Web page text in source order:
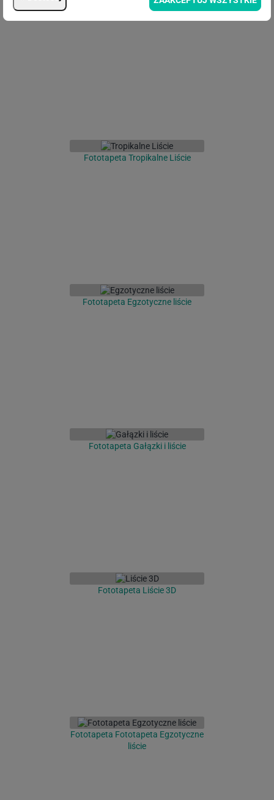
Fototapeta Flamingi
Fototapeta Tropikalne Liście
Fototapeta Egzotyczne liście
Fototapeta Gałązki i liście
Fototapeta Liście 3D
Fototapeta Fototapeta Egzotyczne
liście